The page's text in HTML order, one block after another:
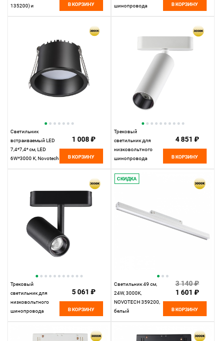
135200) и
25,9*2,5* см, 200W*
К, Novotech Drive
Smal, белый, 359217
В КОРЗИНУ
шинопровода
В КОРЗИНУ
Светильник
встраиваемый LED
7,4*7,4* см, LED
6W*3000 К, Novotech
1 008 ₽
В КОРЗИНУ
Трековый
светильник для
низковольтного
шинопровода
15W*3000 К,
Novotech Shino Smal,
4 851 ₽
В КОРЗИНУ
Трековый
светильник для
низковольтного
шинопровода
Shino Smal, черный,
5 061 ₽
В КОРЗИНУ
СКИДКА
Светильник 49 см,
24W, 3000K,
NOVOTECH 359200,
белый
3 140 ₽
1 601 ₽
В КОРЗИНУ